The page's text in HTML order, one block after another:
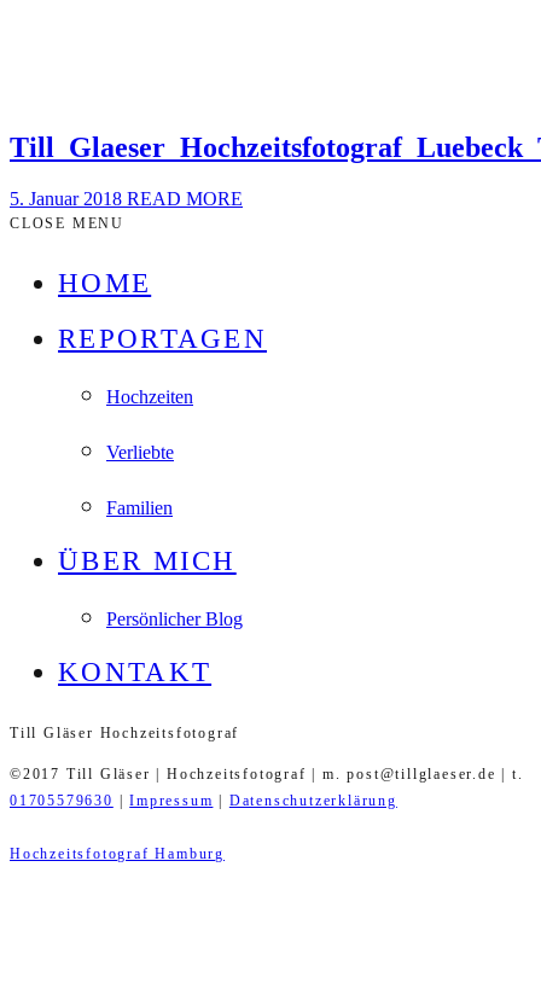
5. Januar 2018 READ MORE
CLOSE MENU
HOME
REPORTAGEN
Hochzeiten
Verliebte
Familien
ÜBER MICH
Persönlicher Blog
KONTAKT
Till Gläser Hochzeitsfotograf
©2017 Till Gläser | Hochzeitsfotograf | m. post@tillglaeser.de | t.
01705579630
|Impressum Datenschutzerklärung
Hochzeitsfotograf Hamburg